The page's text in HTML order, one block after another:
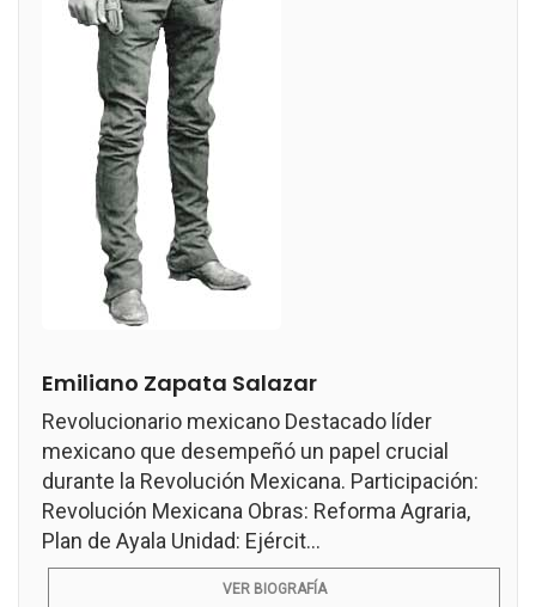
Emiliano Zapata Salazar
Revolucionario mexicano Destacado líder
mexicano que desempeñó un papel crucial
durante la Revolución Mexicana. Participación:
Revolución Mexicana Obras: Reforma Agraria,
Plan de Ayala Unidad: Ejércit...
VER BIOGRAFÍA